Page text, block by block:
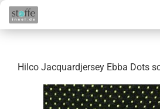
Hilco Jacquardjersey Ebba Dots